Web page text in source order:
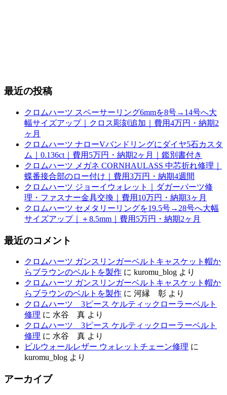
最近の投稿
クロムハーツ スペーサーリング6mmを8号→14号へ大
幅サイズアップ｜クロス彫刻追加｜費用4万円・納期2
ヶ月
クロムハーツ ナローVバンドリングにダイヤ5石カスタ
ム｜0.136ct｜費用5万円・納期2ヶ月｜鑑別書付き
クロムハーツ メガネ CORNHAULASS 中芯折れ修理｜
蝶番接合部のロー付け｜費用3万円・納期4週間
クロムハーツ ジョーイウォレット｜ダガーパーツ修
理・ファスナー金具交換｜費用10万円・納期3ヶ月
クロムハーツ セメタリーリングを19.5号→28号へ大幅
サイズアップ｜＋8.5mm｜費用5万円・納期2ヶ月
最近のコメント
クロムハーツ ガンスリンガーベルトキャスケット帽か
らブラウンのベルトを製作 に kuromu_blog より
クロムハーツ ガンスリンガーベルトキャスケット帽か
らブラウンのベルトを製作 に 河縁 彰 より
クロムハーツ 3ピース ケルティックローラーベルト
修理 に 水谷 真 より
クロムハーツ 3ピース ケルティックローラーベルト
修理 に 水谷 真 より
ビルウォールレザー ウォレットチェーン修理 に
kuromu_blog より
アーカイブ